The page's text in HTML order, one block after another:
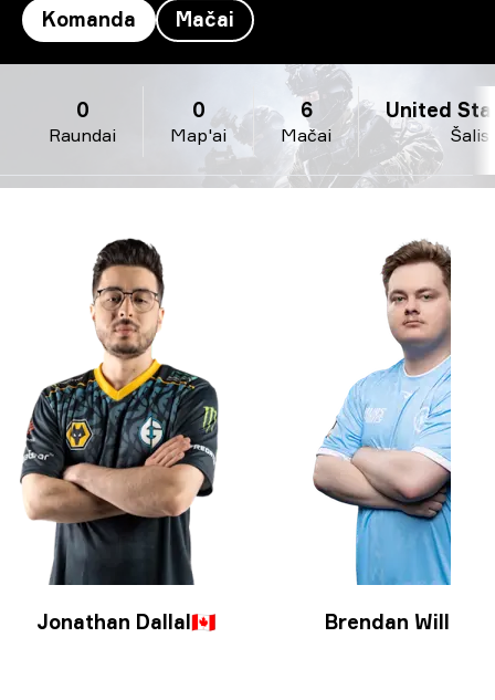
Komanda Mačai
Raundai
0
Map'ai
0
Mačai
6
Šalis
United
Jonathan Dallal🇨🇦 Brendan Williams